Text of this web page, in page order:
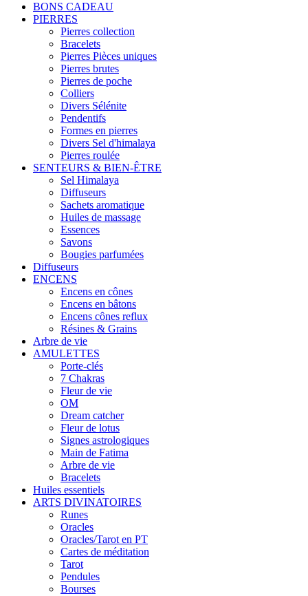
BONS CADEAU
PIERRES
Pierres collection
Bracelets
Pierres Pièces uniques
Pierres brutes
Pierres de poche
Colliers
Divers Sélénite
Pendentifs
Formes en pierres
Divers Sel d'himalaya
Pierres roulée
SENTEURS & BIEN-ÊTRE
Sel Himalaya
Diffuseurs
Sachets aromatique
Huiles de massage
Essences
Savons
Bougies parfumées
Diffuseurs
ENCENS
Encens en cônes
Encens en bâtons
Encens cônes reflux
Résines & Grains
Arbre de vie
AMULETTES
Porte-clés
7 Chakras
Fleur de vie
OM
Dream catcher
Fleur de lotus
Signes astrologiques
Main de Fatima
Arbre de vie
Bracelets
Huiles essentiels
ARTS DIVINATOIRES
Runes
Oracles
Oracles/Tarot en PT
Cartes de méditation
Tarot
Pendules
Bourses